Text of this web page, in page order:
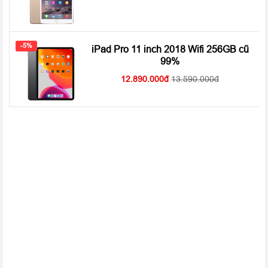
Hệ thống camera nâng cấp với cảm biến LiDAR hỗ trợ quay
video chất lượng 4K siêu sắc nét
Một trong những sự cải tiến nổi bật trêniPad Air 4 Wifi + 4G
256GB cũ 99%chính là hệ thống camera chất lượng bao gồm
camera chính góc rộng
siêu rộng10MP, kèm theo cảm biến chống rung quang học cho
-5%
iPad Pro 11 inch 2018 Wifi 256GB cũ
99%
12.890.000 13.590.000